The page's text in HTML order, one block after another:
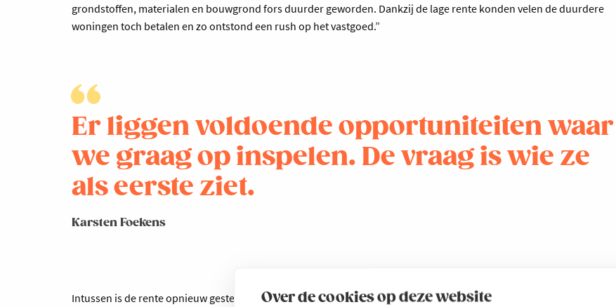
Over de cookies op deze website
grondstoffen, materialen en bouwgrond fors duurder geworden. Dankzij de lage rente konden velen de duurdere
woningen toch betalen en zo ontstond een rush op het vastgoed.”
Er liggen voldoende opportuniteiten waar
we graag op inspelen. De vraag is wie ze
als eerste ziet.
Karsten Foekens
Intussen is de rente opnieuw gestegen maar zijn de prijzen amper gedaald. “Door die combinatie kalft de markt wat